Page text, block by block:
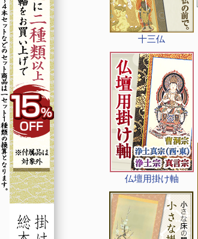
十三仏
仏壇用掛け軸